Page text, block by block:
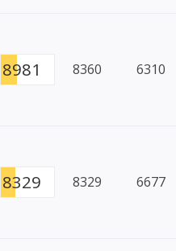
8981 8360 6310
8329 8329 6677